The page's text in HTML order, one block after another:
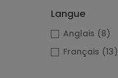
Langue
Anglais (8)
Français (13)